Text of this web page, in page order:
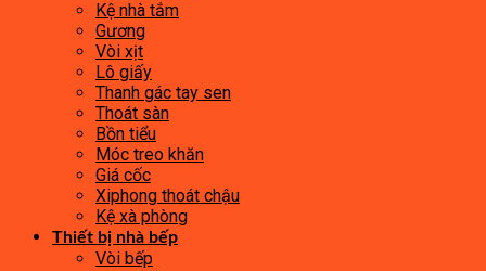
Kệ nhà tắm
Gương
Vòi xịt
Lô giấy
Thanh gác tay sen
Thoát sàn
Bồn tiểu
Móc treo khăn
Giá cốc
Xiphong thoát chậu
Kệ xà phòng
Thiết bị nhà bếp
Vòi bếp